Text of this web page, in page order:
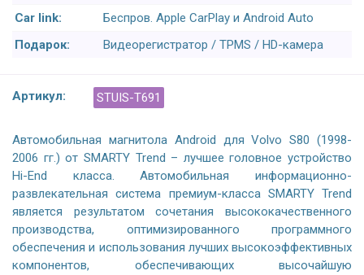
Car link:
Беспров. Apple CarPlay и Android Auto
Подарок:
Видеорегистратор / TPMS / HD-камера
Артикул: STUIS-T691
Автомобильная магнитола Android для Volvo S80 (1998-
2006 гг.) от SMARTY Trend – лучшее головное устройство
Hi-End класса. Автомобильная информационно-
развлекательная система премиум-класса SMARTY Trend
является результатом сочетания высококачественного
производства, оптимизированного программного
обеспечения и использования лучших высокоэффективных
компонентов, обеспечивающих высочайшую